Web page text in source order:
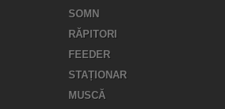
SOMN
RĂPITORI
FEEDER
STAȚIONAR
MUSCĂ